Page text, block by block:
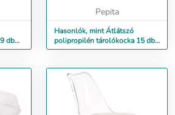
db
Pepita
Hasonlók, mint Átlátszó
polipropilén tárolókocka 15 db
kockával